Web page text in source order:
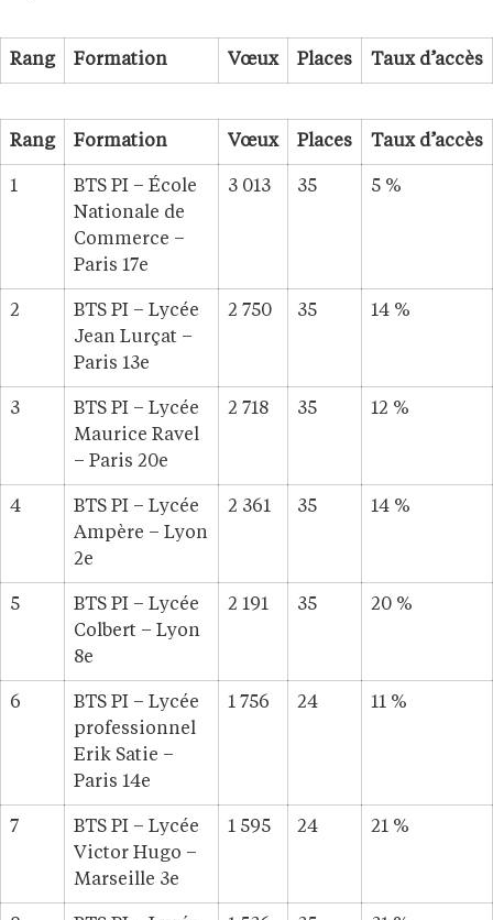
Rang Formation Vœux Places Taux d’accès
Rang Formation Vœux Places Taux d’accès
1
BTS PI – École
Nationale de
Commerce –
Paris 17e
3 013 35 5 %
2
BTS PI – Lycée
Jean Lurçat –
Paris 13e
2 750 35 14 %
3
BTS PI – Lycée
Maurice Ravel
– Paris 20e
2 718 35 12 %
4
BTS PI – Lycée
Ampère – Lyon
2e
2 361 35 14 %
5
BTS PI – Lycée
Colbert – Lyon
8e
2 191 35 20 %
6
BTS PI – Lycée
professionnel
Erik Satie –
Paris 14e
1 756 24 11 %
7
BTS PI – Lycée
Victor Hugo –
Marseille 3e
1 595 24 21 %